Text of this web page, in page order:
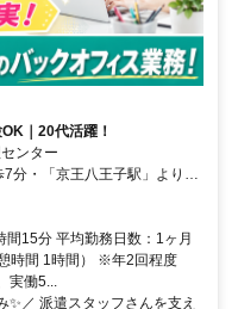
｜20代活躍！
ンター
分・「京王八王子駅」より徒
15分 平均勤務日数：1ヶ月
時間 1時間） ※年2回程度
実働5...
／ 派遣スタッフさんを支え